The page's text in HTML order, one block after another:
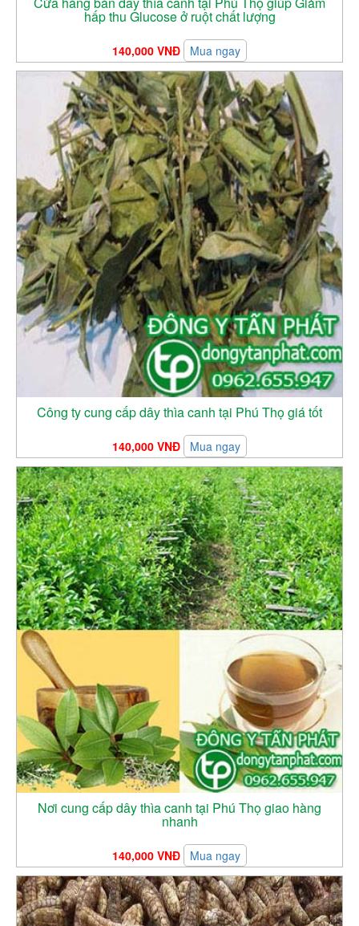
hấp thu Glucose ở ruột chất lượng
140,000 VNĐ Mua ngay
Công ty cung cấp dây thìa canh tại Phú Thọ giá tốt
140,000 VNĐ Mua ngay
Nơi cung cấp dây thìa canh tại Phú Thọ giao hàng
nhanh
140,000 VNĐ Mua ngay